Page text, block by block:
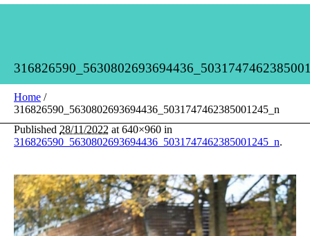
Home /
316826590_5630802693694436_5031747462385001245_n
Published 28/11/2022 at 640×960 in
316826590_5630802693694436_5031747462385001245_n.